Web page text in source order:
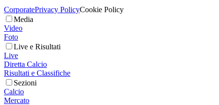
CorporatePrivacy PolicyCookie Policy
Media
Video
Foto
Live e Risultati
Live
Diretta Calcio
Risultati e Classifiche
Sezioni
Calcio
Mercato